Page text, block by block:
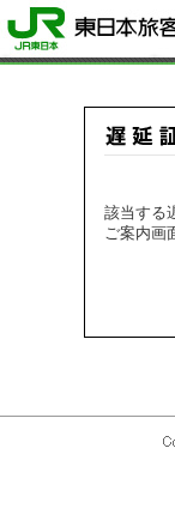
該当する
ご案内画